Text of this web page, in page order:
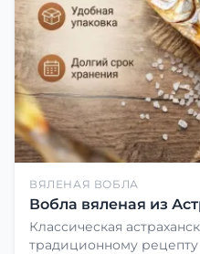
ВЯЛЕНАЯ ВОБЛА
Вобла вяленая из
Классическая
традиционному рецепту